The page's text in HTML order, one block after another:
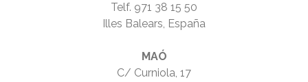
Telf. 971 38 15 50
Illes Balears, España
MAÓ
C/ Curniola, 17